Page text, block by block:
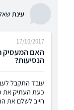
עינת
האם המעסיק
הנסיעות?
17/10/2017
עובד התקבל
חייב לשלם את